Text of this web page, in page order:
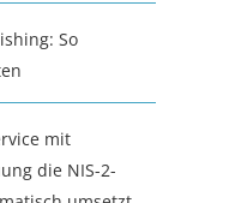
So
mit
die NIS-2-